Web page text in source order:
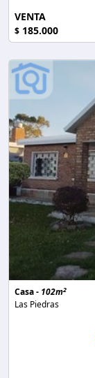
VENTA
$ 185.000
Casa - 102m2
Las Piedras